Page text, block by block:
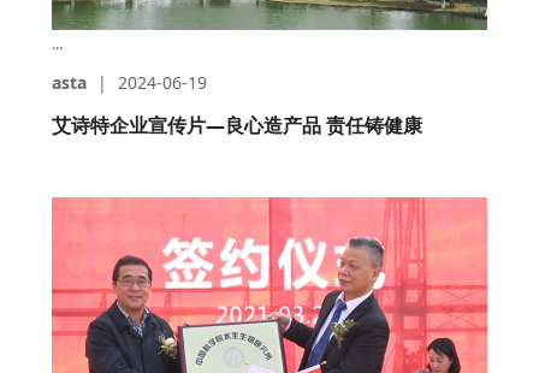
...
asta | 2024-06-19
艾诗特企业宣传片—良心造产品 责任铸健康